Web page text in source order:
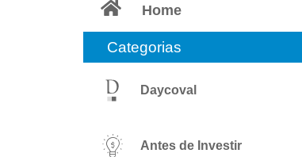
Home
Categorias
Daycoval
Antes de Investir